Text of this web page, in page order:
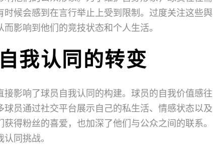
候会感到在言行举止上受到限制。过度关注这些舆
影响到他们的竞技状态和个人生活。
我认同的转变
影响了球员自我认同的构建。球员的自我价值感往
员通过社交平台展示自己的私生活、情感状态以及
得粉丝的喜爱，也加深了他们与公众之间的联系。
同挑战。